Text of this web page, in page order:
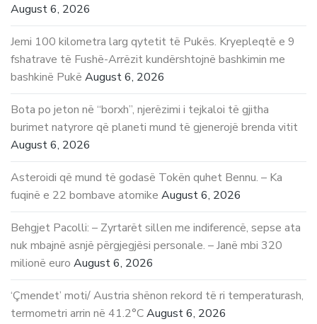
August 6, 2026
Jemi 100 kilometra larg qytetit të Pukës. Kryepleqtë e 9
fshatrave të Fushë-Arrëzit kundërshtojnë bashkimin me
bashkinë Pukë August 6, 2026
Bota po jeton në “borxh”, njerëzimi i tejkaloi të gjitha
burimet natyrore që planeti mund të gjenerojë brenda vitit
August 6, 2026
Asteroidi që mund të godasë Tokën quhet Bennu. – Ka
fuqinë e 22 bombave atomike August 6, 2026
Behgjet Pacolli: – Zyrtarët sillen me indiferencë, sepse ata
nuk mbajnë asnjë përgjegjësi personale. – Janë mbi 320
milionë euro August 6, 2026
‘Çmendet’ moti/ Austria shënon rekord të ri temperaturash,
termometri arrin në 41.2°CAugust 6, 2026